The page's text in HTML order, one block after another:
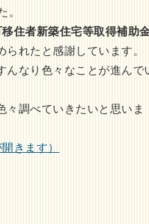
。
移住者新築住宅等取得補助金
れたと感謝しています。
んなり色々なことが進んで
々調べていきたいと思いま
きます）